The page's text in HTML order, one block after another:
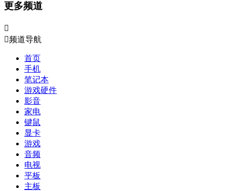
更多频道

频道导航
首页
手机
笔记本
游戏硬件
影音
家电
键鼠
显卡
游戏
音频
电视
平板
主板